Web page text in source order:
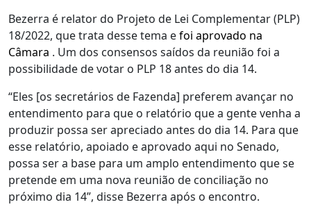
Bezerra é relator do Projeto de Lei Complementar (PLP)
18/2022, que trata desse tema efoi aprovado na
Câmara . Um dos consensos saídos da reunião foi a
possibilidade de votar o PLP 18 antes do dia 14.
“Eles [os secretários de Fazenda] preferem avançar no
entendimento para que o relatório que a gente venha a
produzir possa ser apreciado antes do dia 14. Para que
esse relatório, apoiado e aprovado aqui no Senado,
possa ser a base para um amplo entendimento que se
pretende em uma nova reunião de conciliação no
próximo dia 14”, disse Bezerra após o encontro.